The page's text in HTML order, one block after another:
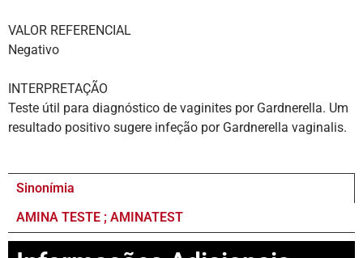
VALOR REFERENCIAL
Negativo
INTERPRETAÇÃO
Teste útil para diagnóstico de vaginites por Gardnerella. Um
resultado positivo sugere infeção por Gardnerella vaginalis.
Sinonímia
AMINA TESTE ; AMINATEST